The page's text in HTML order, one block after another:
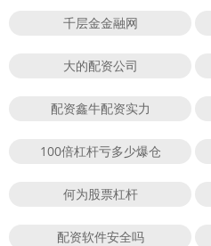
千层金金融网
大的配资公司
配资鑫牛配资实力
100倍杠杆亏多少爆仓
何为股票杠杆
配资软件安全吗